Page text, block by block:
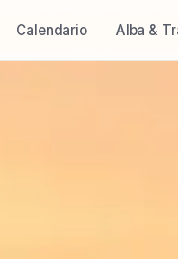
Calendario Alba &